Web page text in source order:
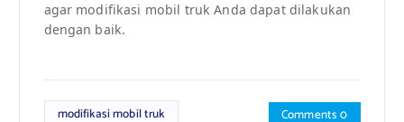
agar modifikasi mobil truk Anda dapat dilakukan
dengan baik.
modifikasi mobil truk Comments 0